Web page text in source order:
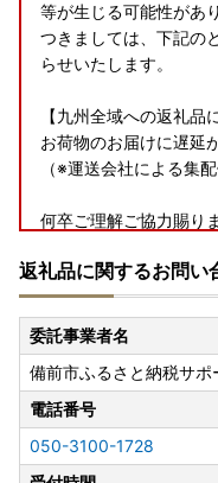
等が生じる可能性があ
つきましては、下記の
らせいたします。
【九州全域への返礼品
お荷物のお届けに遅延
（※運送会社による集
何卒ご理解ご協力賜り
す。
【ふるさと納税寄附金
※ ワンストップオンラ
【オンライン申請の場合
返礼品に関するお問い
委託事業者名
備前市ふるさと納税サポ
電話番号
050-3100-1728